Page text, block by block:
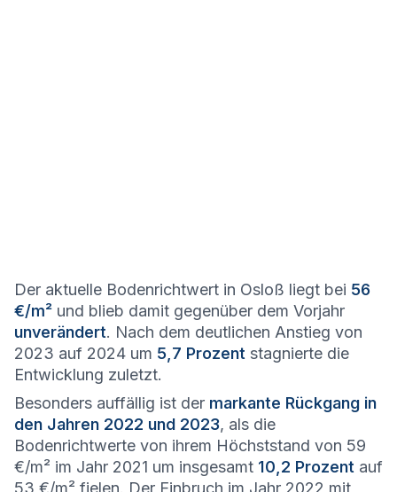
Der aktuelle Bodenrichtwert in Osloß liegt bei 56
€/m² und blieb damit gegenüber dem Vorjahr
unverändert. Nach dem deutlichen Anstieg von
2023 auf 2024 um 5,7 Prozent stagnierte die
Entwicklung zuletzt.
Besonders auffällig ist der markante Rückgang in
den Jahren 2022 und 2023, als die
Bodenrichtwerte von ihrem Höchststand von 59
€/m² im Jahr 2021 um insgesamt 10,2 Prozent auf
53 €/m² fielen. Der Einbruch im Jahr 2022 mit